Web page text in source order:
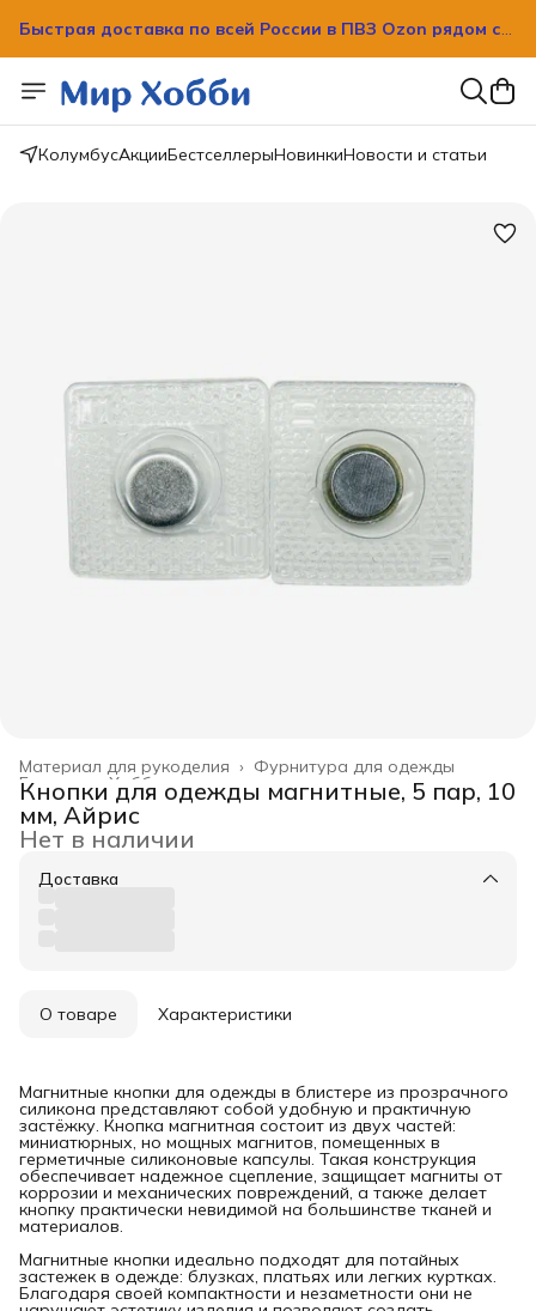
Быстрая доставка по всей России в ПВЗ Ozon рядом с
Быстрая доставка по всей России в ПВЗ Ozon рядом с
вашим домом!
КолумбусАкцииБестселлерыНовинкиНовости и статьи
Фурнитура для одежды
Материал для рукоделия ›
Хобби и творчество ›
Главная ›
Кнопки для одежды магнитные, 5 пар, 10
мм, Айрис
Нет в наличии
Доставка
О товаре Характеристики
Магнитные кнопки для одежды в блистере из прозрачного
силикона представляют собой удобную и практичную
застёжку. Кнопка магнитная состоит из двух частей:
миниатюрных, но мощных магнитов, помещенных в
герметичные силиконовые капсулы. Такая конструкция
обеспечивает надежное сцепление, защищает магниты от
коррозии и механических повреждений, а также делает
кнопку практически невидимой на большинстве тканей и
материалов.
Магнитные кнопки идеально подходят для потайных
застежек в одежде: блузках, платьях или легких куртках.
Благодаря своей компактности и незаметности они не